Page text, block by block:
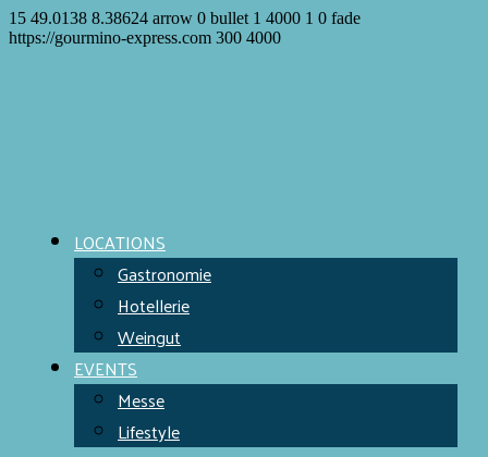
15 49.0138 8.38624 arrow 0 bullet 1 4000 1 0 fade
https://gourmino-express.com 300 4000
LOCATIONS
Gastronomie
Hotellerie
Weingut
EVENTS
Messe
Lifestyle